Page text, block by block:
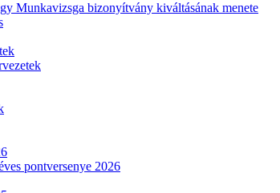
Munkavizsga bizonyítvány kiváltásának menete
pontversenye 2026